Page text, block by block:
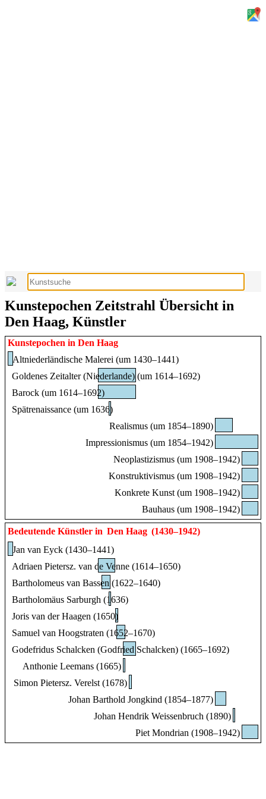
Kunstepochen Zeitstrahl Übersicht in
Den Haag, Künstler
Kunstepochen in Den Haag
Altniederländische Malerei (um 1430–1441)
Goldenes Zeitalter (Niederlande) (um 1614–1692)
Barock (um 1614–1692)
Spätrenaissance (um 1636)
Realismus (um 1854–1890)
Impressionismus (um 1854–1942)
Neoplastizismus (um 1908–1942)
Konstruktivismus (um 1908–1942)
Konkrete Kunst (um 1908–1942)
Bauhaus (um 1908–1942)
Bedeutende Künstler in Den Haag (1430–1942)
Jan van Eyck (1430–1441)
Adriaen Pietersz. van de Venne (1614–1650)
Bartholomeus van Bassen (1622–1640)
Bartholomäus Sarburgh (1636)
Joris van der Haagen (1650)
Samuel van Hoogstraten (1652–1670)
Godefridus Schalcken (Godfried Schalcken) (1665–1692)
Anthonie Leemans (1665)
Simon Pietersz. Verelst (1678)
Johan Barthold Jongkind (1854–1877)
Johan Hendrik Weissenbruch (1890)
Piet Mondrian (1908–1942)